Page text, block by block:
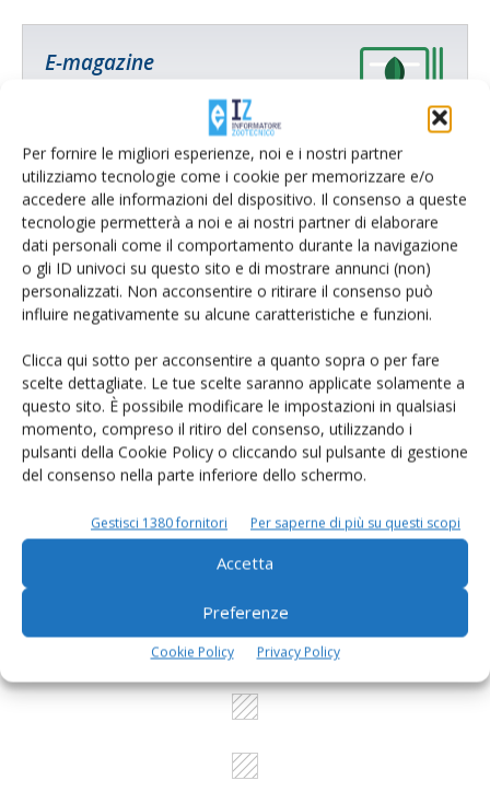
Per fornire le migliori esperienze, noi e i nostri partner
utilizziamo tecnologie come i cookie per memorizzare e/o
accedere alle informazioni del dispositivo. Il consenso a queste
tecnologie permetterà a noi e ai nostri partner di elaborare
dati personali come il comportamento durante la navigazione
o gli ID univoci su questo sito e di mostrare annunci (non)
personalizzati. Non acconsentire o ritirare il consenso può
influire negativamente su alcune caratteristiche e funzioni.
Clicca qui sotto per acconsentire a quanto sopra o per fare
scelte dettagliate. Le tue scelte saranno applicate solamente a
questo sito. È possibile modificare le impostazioni in qualsiasi
momento, compreso il ritiro del consenso, utilizzando i
pulsanti della Cookie Policy o cliccando sul pulsante di gestione
del consenso nella parte inferiore dello schermo.
Gestisci 1380 fornitori Per saperne di più su questi scopi
Accetta
Preferenze
Cookie Policy Privacy Policy
E-magazine
Catalogo Aziende e Prodotti
Un modo semplice per cercare un'azienda o un
prodotto!
Cerca adesso
L'Esperto risponde
I consigli di Terra e Vita agli agricoltori
Cerca adesso